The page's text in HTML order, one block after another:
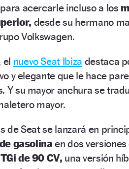
para acercarle incluso a los
desde su hermano
Volkswagen.
el nuevo Seat Ibiza destaca
y elegante que le hace
Y su mayor anchura se
mayor.
de Seat se lanzará en
gasolinaen dos versiones
de 90 CV, una versión